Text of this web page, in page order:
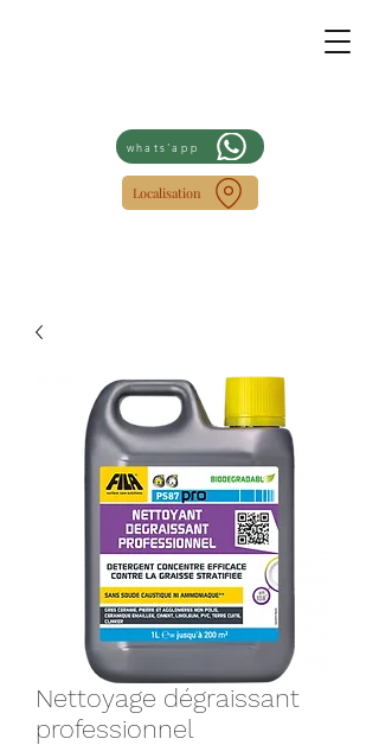
whats'app
Localisation
Nettoyage dégraissant
professionnel